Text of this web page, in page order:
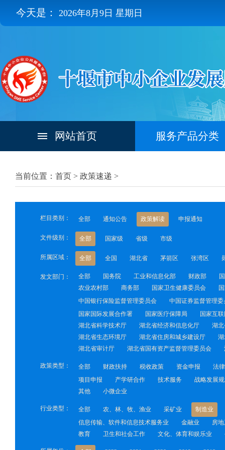
今天是： 2026年8月9日 星期日
网站首页 服务产品分类
当前位置：首页 > 政策速递 >
栏目类别： 全部 通知公告 政策解读 申报通知
文件级别： 全部 国家级 省级 市级
所属区域： 全部 全国 湖北省 茅箭区 张湾区
发文部门： 全部 国务院 工业和信息化部 财政部
农业农村部
商务部 国家卫生健康委员会
中国银行保险监督管理委员会
中国证券监督管理委
国家国际发展合作署
国家医疗保障局
国家互
湖北省科学技术厅
湖北省经济和信息化厅
湖
湖北省生态环境厅
湖北省住房和城乡建设厅
湖北省审计厅
湖北省国有资产监督管理委员会
政策类型： 全部 财政扶持 税收政策 资金申报
法
项目申报
产学研合作 技术服务
战略发展
其他
小微企业
行业类型： 全部 农、林、牧、渔业 采矿业
制造业
信息传输、软件和信息技术服务业
金融业
房
教育
卫生和社会工作 文化、体育和娱乐业